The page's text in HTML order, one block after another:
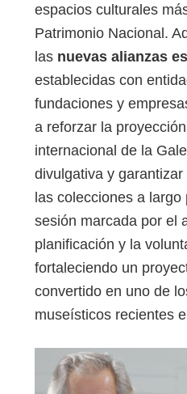
espacios culturales
Patrimonio Nacional.
las nuevas alianzas
establecidas con
fundaciones y
a reforzar la
internacional de la
divulgativa y
las colecciones a largo
sesión marcada por el
planificación y la
fortaleciendo un
convertido en uno de
museísticos recientes